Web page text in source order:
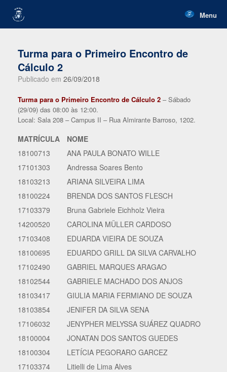
content
Menu
Turma para o Primeiro Encontro de
Cálculo 2
Publicado em 26/09/2018
Turma para o Primeiro Encontro de Cálculo 2 – Sábado
(29/09) das 08:00 às 12:00.
Local: Sala 208 – Campus II – Rua Almirante Barroso, 1202.
MATRÍCULA
NOME
18100713
ANA PAULA BONATO WILLE
17101303
Andressa Soares Bento
18103213
ARIANA SILVEIRA LIMA
18100224
BRENDA DOS SANTOS FLESCH
17103379
Bruna Gabriele Eichholz Vieira
14200520
CAROLINA MÜLLER CARDOSO
17103408
EDUARDA VIEIRA DE SOUZA
18100695
EDUARDO GRILL DA SILVA CARVALHO
17102490
GABRIEL MARQUES ARAGAO
18102544
GABRIELE MACHADO DOS ANJOS
18103417
GIULIA MARIA FERMIANO DE SOUZA
18103854
JENIFER DA SILVA SENA
17106032
JENYPHER MELYSSA SUÁREZ QUADRO
18100004
JONATAN DOS SANTOS GUEDES
18100304
LETÍCIA PEGORARO GARCEZ
17103374
Litielli de Lima Alves